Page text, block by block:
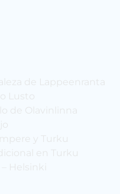
de Lappeenranta
Lusto
de Olavinlinna
y Turku
en Turku
Helsinki